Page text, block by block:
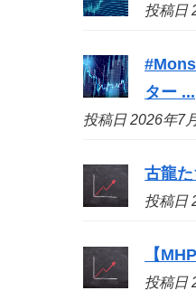
投稿日
ター ...
投稿日 2026年7
古龍
投稿日
【
投稿日